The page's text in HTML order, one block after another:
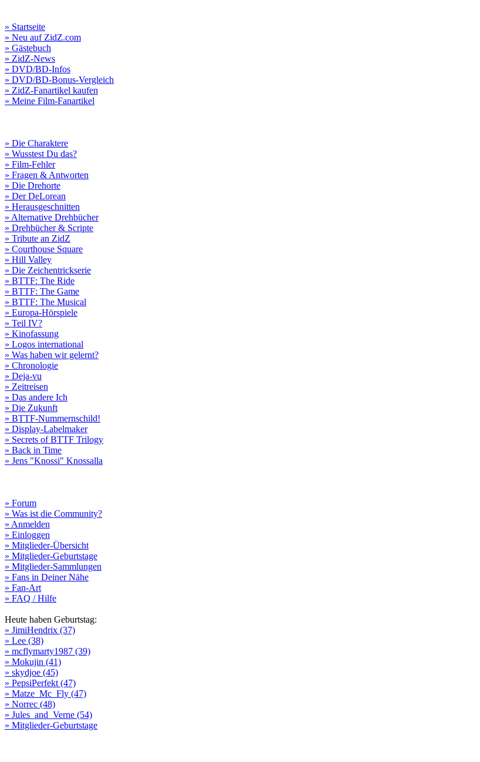
» Startseite
» Neu auf ZidZ.com
» Gästebuch
» ZidZ-News
» DVD/BD-Infos
» DVD/BD-Bonus-Vergleich
» ZidZ-Fanartikel kaufen
» Meine Film-Fanartikel
» Die Charaktere
» Wusstest Du das?
» Film-Fehler
» Fragen & Antworten
» Die Drehorte
» Der DeLorean
» Herausgeschnitten
» Alternative Drehbücher
» Drehbücher & Scripte
» Tribute an ZidZ
» Courthouse Square
» Hill Valley
» Die Zeichentrickserie
» BTTF: The Ride
» BTTF: The Game
» BTTF: The Musical
» Europa-Hörspiele
» Teil IV?
» Kinofassung
» Logos international
» Was haben wir gelernt?
» Chronologie
» Deja-vu
» Zeitreisen
» Das andere Ich
» Die Zukunft
» BTTF-Nummernschild!
» Display-Labelmaker
» Secrets of BTTF Trilogy
» Back in Time
» Jens "Knossi" Knossalla
» Forum
» Was ist die Community?
» Anmelden
» Einloggen
» Mitglieder-Übersicht
» Mitglieder-Geburtstage
» Mitglieder-Sammlungen
» Fans in Deiner Nähe
» Fan-Art
» FAQ / Hilfe
Heute haben Geburtstag:
» JimiHendrix (37)
» Lee (38)
» mcflymarty1987 (39)
» Mokujin (41)
» skydjoe (45)
» PepsiPerfekt (47)
» Matze_Mc_Fly (47)
» Norrec (48)
» Jules_and_Verne (54)
» Mitglieder-Geburtstage